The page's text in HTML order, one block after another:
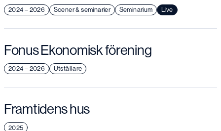
2024 – 2026 Seminarium
Scener & seminarier Live
Fonus Ekonomisk förening
2024 – 2026 Utställare
Framtidens hus
2025